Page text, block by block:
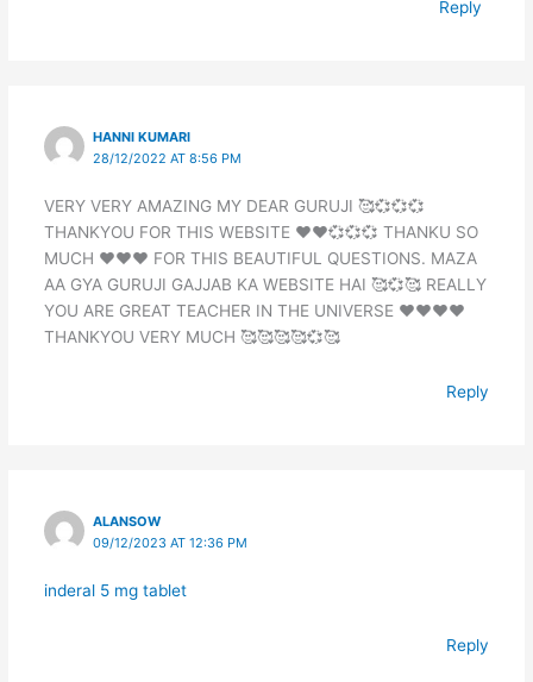
Reply
HANNI KUMARI
28/12/2022 AT 8:56 PM
VERY VERY AMAZING MY DEAR GURUJI 🥰💞💞💞
THANKYOU FOR THIS WEBSITE ❤️❤️💞💞💞 THANKU SO
MUCH ❤️❤️❤️ FOR THIS BEAUTIFUL QUESTIONS. MAZA
AA GYA GURUJI GAJJAB KA WEBSITE HAI 🥰💞🥰 REALLY
YOU ARE GREAT TEACHER IN THE UNIVERSE ❤️❤️❤️❤️
THANKYOU VERY MUCH 🥰🥰🥰🥰💞🥰
Reply
ALANSOW
09/12/2023 AT 12:36 PM
inderal 5 mg tablet
Reply